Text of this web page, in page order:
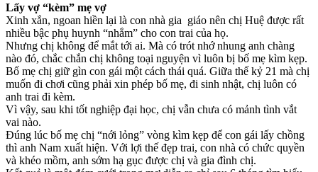
Lấy vợ “kèm” mẹ vợ
Xinh xắn, ngoan hiền lại là con nhà gia giáo nên chị Huệ được rất
nhiều bậc phụ huynh “nhắm” cho con trai của họ.
Nhưng chị không để mắt tới ai. Mà có trót nhớ nhung anh chàng
nào đó, chắc chắn chị không toại nguyện vì luôn bị bố mẹ kìm kẹp.
Bố mẹ chị giữ gìn con gái một cách thái quá. Giữa thế kỷ 21 mà chị
muốn đi chơi cũng phải xin phép bố mẹ, đi sinh nhật, chị luôn có
anh trai đi kèm.
Vì vậy, sau khi tốt nghiệp đại học, chị vẫn chưa có mảnh tình vắt
vai nào.
Đúng lúc bố mẹ chị “nới lỏng” vòng kìm kẹp để con gái lấy chồng
thì anh Nam xuất hiện. Với lợi thế đẹp trai, con nhà có chức quyền
và khéo mồm, anh sớm hạ gục được chị và gia đình chị.